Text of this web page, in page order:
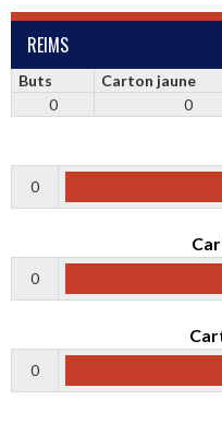
REIMS
Buts Carton jaune
0
0
0
0
0